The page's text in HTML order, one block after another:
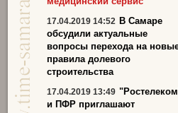
17.04.2019 14:52 В Самаре
обсудили актуальные
вопросы перехода на
правила долевого
строительства
17.04.2019 13:49
и ПФР приглашают